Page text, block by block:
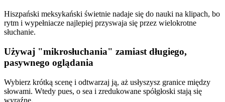
Hiszpański meksykański świetnie nadaje się do nauki na klipach, bo
rytm i wypełniacze najlepiej przyswaja się przez wielokrotne
słuchanie.
Używaj "mikrosłuchania" zamiast długiego,
pasywnego oglądania
Wybierz krótką scenę i odtwarzaj ją, aż usłyszysz granice między
słowami. Wtedy pues, o sea i zredukowane spółgłoski stają się
wyraźne.